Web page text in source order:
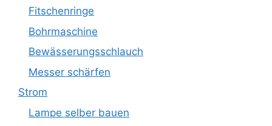
Fitschenringe
Bohrmaschine
Bewässerungsschlauch
Messer schärfen
Strom
Lampe selber bauen